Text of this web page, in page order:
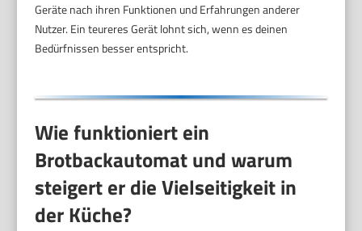
Geräte nach ihren Funktionen und Erfahrungen anderer
Nutzer. Ein teureres Gerät lohnt sich, wenn es deinen
Bedürfnissen besser entspricht.
Wie funktioniert ein
Brotbackautomat und warum
steigert er die Vielseitigkeit in
der Küche?